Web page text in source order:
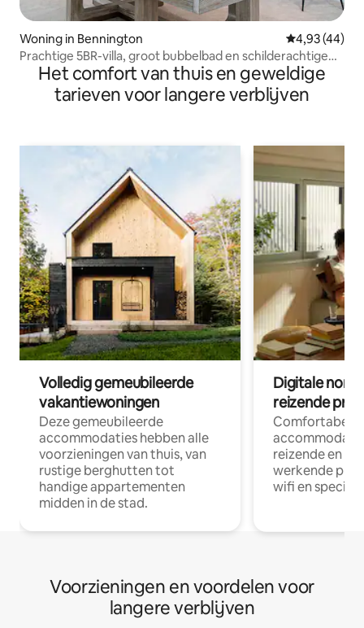
Woning in Bennington Gemiddelde
4,93 (44)
Prachtige 5BR-villa, groot bubbelbad en schilderachtige
tuin!Het comfort van thuis en geweldige
tarieven voor langere verblijven
Volledig gemeubileerde
vakantiewoningen
Deze gemeubileerde
accommodaties hebben alle
voorzieningen van thuis, van
rustige berghutten tot
handige appartementen
midden in de stad.
Digitale
reizende
Comfortabele
reizende en
werkende
wifi en
Voorzieningen en voordelen voor
langere verblijven